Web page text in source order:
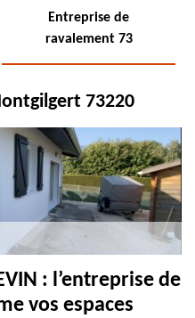
Entreprise de
ravalement 73
73220
: l’entreprise de
vos espaces